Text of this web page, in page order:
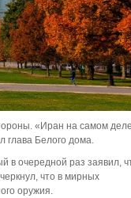
«Иран на самом деле
глава Белого дома.
в очередной раз заявил,
что в мирных
оружия.